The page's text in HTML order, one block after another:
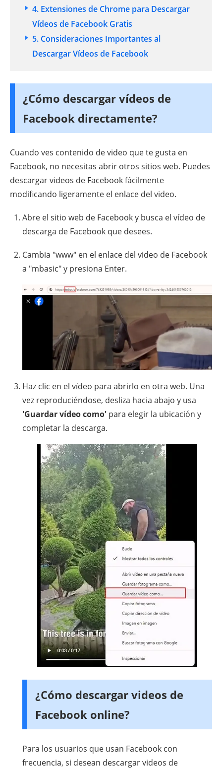
4. Extensiones de Chrome para Descargar
Vídeos de Facebook Gratis
5. Consideraciones Importantes al
Descargar Vídeos de Facebook
¿Cómo descargar vídeos de
Facebook directamente?
Cuando ves contenido de video que te gusta en
Facebook, no necesitas abrir otros sitios web. Puedes
descargar videos de Facebook fácilmente
modificando ligeramente el enlace del video.
Abre el sitio web de Facebook y busca el vídeo de
descarga de Facebook que desees.
Cambia "www" en el enlace del video de Facebook
a "mbasic" y presiona Enter.
Haz clic en el vídeo para abrirlo en otra web. Una
vez reproduciéndose, desliza hacia abajo y usa
'Guardar vídeo como' para elegir la ubicación y
completar la descarga.
¿Cómo descargar videos de
Facebook online?
Para los usuarios que usan Facebook con
frecuencia, si desean descargar videos de